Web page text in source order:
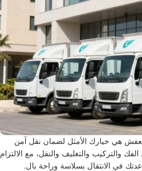
هي خيارك الأمثل لضمان نقل آمن
والتركيب والتغليف والنقل، مع الالتزام
في الانتقال بسلاسة وراحة بال.